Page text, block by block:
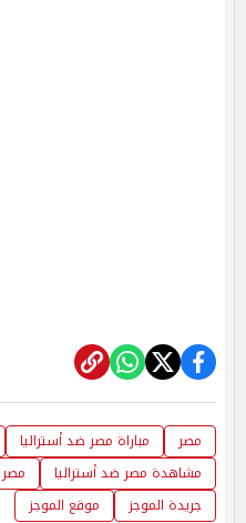
مصر مباراة مصر ضد أستراليا
مشاهدة مصر ضد أستراليا
مصر
جريدة الموجز
موقع الموجز